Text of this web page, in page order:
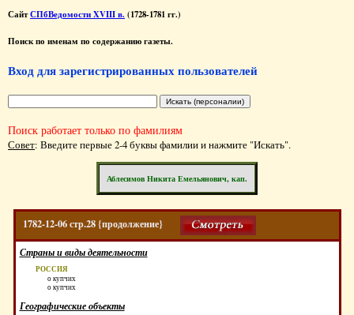
СайтСПбВедомости XVIII в. (1728-1781 гг.)
Поиск по именам по содержанию газеты.
Вход для зарегистрированных пользователей
Поиск работает только по фамилиям
Совет: Введите первые 2-4 буквы фамилии и нажмите "Искать".
Аблесимов Никита Емельянович, кап.
1782-12-06 стр.28 {продолжение}
Страны и виды деятельности
РОССИЯ
о купчих
о купчих
Географические объекты